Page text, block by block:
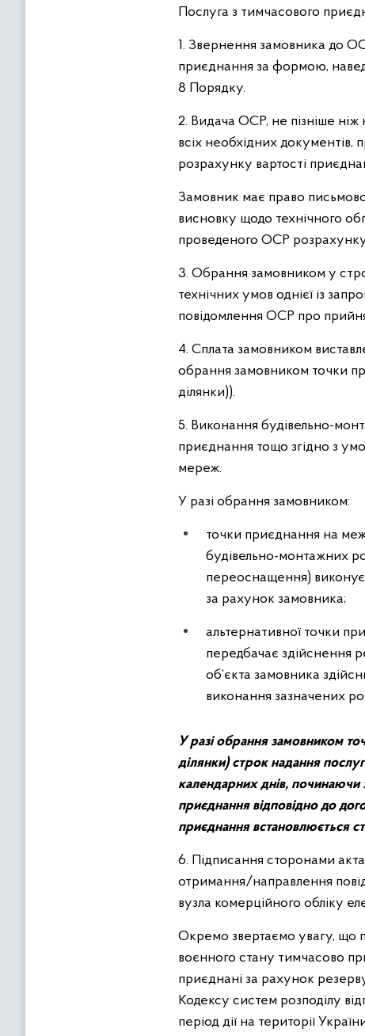
Послуга з тимчасового
1. Звернення замовника до
приєднання за формою,
8 Порядку.
2. Видача ОСР, не пізніше ніж
всіх необхідних документів,
розрахунку вартості
Замовник має право
висновку щодо технічного
проведеного ОСР
3. Обрання замовником у
технічних умов однієї із
повідомлення ОСР про
4. Сплата замовником
обрання замовником точки
ділянки)).
5. Виконання будівельно-
приєднання тощо згідно з
мереж.
У разі обрання замовником:
точки приєднання на
будівельно-монтажних
переоснащення)
за рахунок замовника;
альтернативної точки
передбачає здійснення
об’єкта замовника
виконання зазначених
У разі обрання замовником
ділянки) строк надання
календарних днів, починаючи
приєднання відповідно до
приєднання встановлюється
6. Підписання сторонами
отримання/направлення
вузла комерційного обліку
Окремо звертаємо увагу, що
воєнного стану тимчасово
приєднані за рахунок
Кодексу систем розподілу
період дії на території